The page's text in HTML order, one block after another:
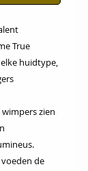
True
huidtype,
zien
voeden de